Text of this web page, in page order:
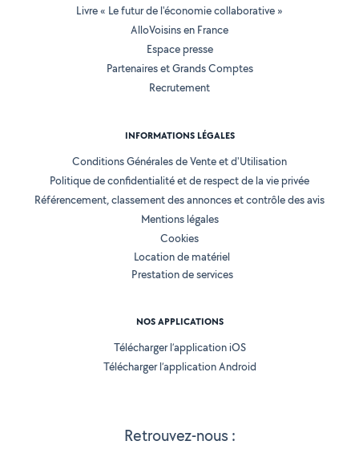
Retrouvez-nous :
Livre « Le futur de l'économie collaborative »
AlloVoisins en France
Espace presse
Partenaires et Grands Comptes
Recrutement
INFORMATIONS LÉGALES
Conditions Générales de Vente et d'Utilisation
Politique de confidentialité et de respect de la vie privée
Référencement, classement des annonces et contrôle des avis
Mentions légales
Cookies
Location de matériel
Prestation de services
NOS APPLICATIONS
Télécharger l’application iOS
Télécharger l’application Android